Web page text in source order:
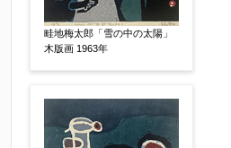
畦地梅太郎「雪の中の太陽」
木版画 1963年